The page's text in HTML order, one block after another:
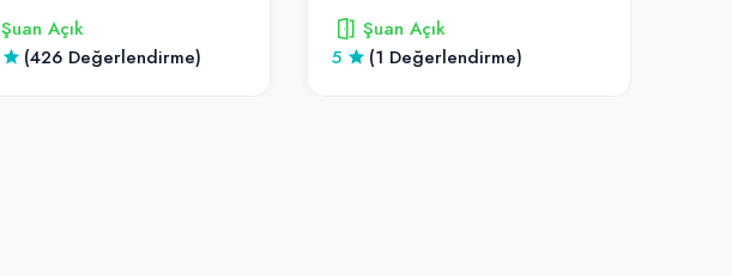
Şuan Açık
(426 Değerlendirme)
Şuan Açık
5
(1 Değerlendirme)